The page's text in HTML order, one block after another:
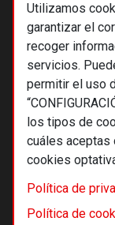
Utilizamos
garantizar el
recoger
servicios.
permitir el uso
los tipos de
cuáles aceptas
cookies
Política de
Política de
©